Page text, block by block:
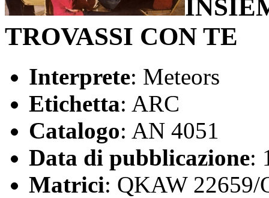
TROVASSI CON TE
Interprete: Meteors
Etichetta: ARC
Catalogo: AN 4051
Data di pubblicazione:
Matrici: QKAW 22659/